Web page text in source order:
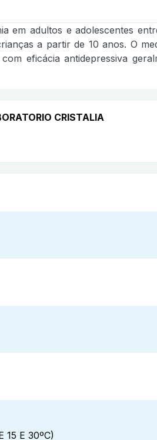
em adultos e adolescentes
a partir de 10 anos. O
eficácia antidepressiva
CRISTALIA
15 E 30ºC)